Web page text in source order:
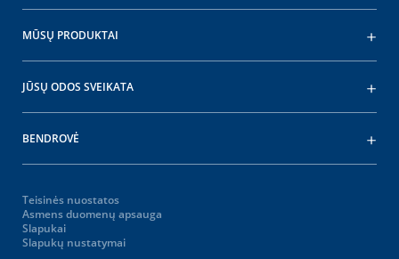
MŪSŲ PRODUKTAI
JŪSŲ ODOS SVEIKATA
BENDROVĖ
Teisinės nuostatos
Asmens duomenų apsauga
Slapukai
Slapukų nustatymai